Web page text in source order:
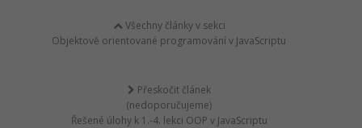
Všechny články v sekci
Objektově orientované programování v JavaScriptu
Přeskočit článek
(nedoporučujeme)
Řešené úlohy k 1.-4. lekci OOP v JavaScriptu